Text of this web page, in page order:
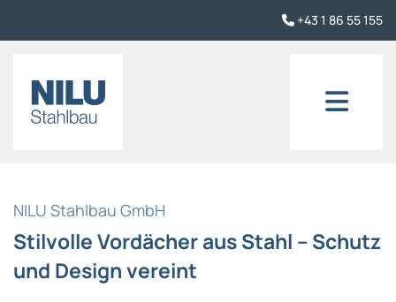
 +43 1 86 55 155
NILU Stahlbau GmbH
Stilvolle Vordächer aus Stahl – Schutz
und Design vereint